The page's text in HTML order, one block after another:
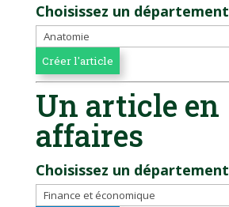
Choisissez un département
Un article en
affaires
Choisissez un département